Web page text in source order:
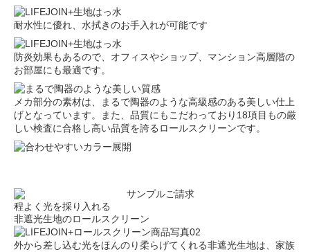
耐水性に優れ、水拭きのお手入れが可能です
防炎効果もあるので、オフィスやショップ、マンション高層階の
お部屋にも最適です。
メカ部分の素材は、まるで陶器のような高級感のある美しい仕上
げとなっています。また、品質にもこだわっており18項目もの厳
しい検査に合格し高い品質を誇るロールスクリーンです。
程よく光を採り入れる
非遮光生地のロールスクリーン
外から差し込む光をほんのり柔らげてくれる非遮光生地は、家族